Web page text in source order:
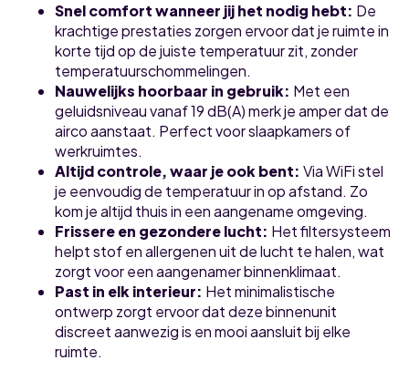
Snel comfort wanneer jij het nodig hebt: De
krachtige prestaties zorgen ervoor dat je ruimte in
korte tijd op de juiste temperatuur zit, zonder
temperatuurschommelingen.
Nauwelijks hoorbaar in gebruik: Met een
geluidsniveau vanaf 19 dB(A) merk je amper dat de
airco aanstaat. Perfect voor slaapkamers of
werkruimtes.
Altijd controle, waar je ook bent: Via WiFi stel
je eenvoudig de temperatuur in op afstand. Zo
kom je altijd thuis in een aangename omgeving.
Frissere en gezondere lucht: Het filtersysteem
helpt stof en allergenen uit de lucht te halen, wat
zorgt voor een aangenamer binnenklimaat.
Past in elk interieur: Het minimalistische
ontwerp zorgt ervoor dat deze binnenunit
discreet aanwezig is en mooi aansluit bij elke
ruimte.